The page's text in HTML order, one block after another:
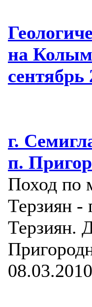
на
сентябрь
г.
п.
Поход по
Терзиян -
Терзиян.
08.03.2010